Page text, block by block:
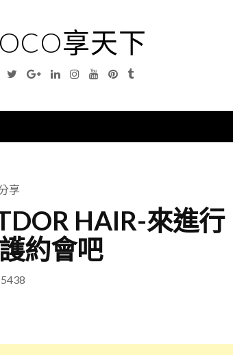
享天下
TwitterGoogleLinkedinInstagramYouTubePinterest
Tumblr
享
HAIR-來進行
約會吧